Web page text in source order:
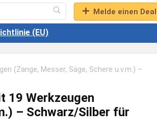
Melde einen Deal
(EU)
(Zange, Messer, Säge, Schere u.v.m.) –
19 Werkzeugen
– Schwarz/Silber für